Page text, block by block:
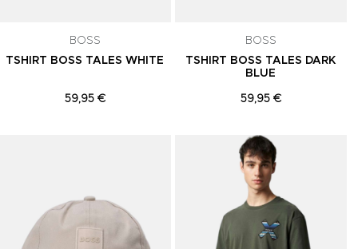
BOSS
TSHIRT BOSS TALES WHITE
59,95 €
BOSS
TSHIRT BOSS TALES DARK
BLUE
59,95 €
Adicionar aos Favoritos